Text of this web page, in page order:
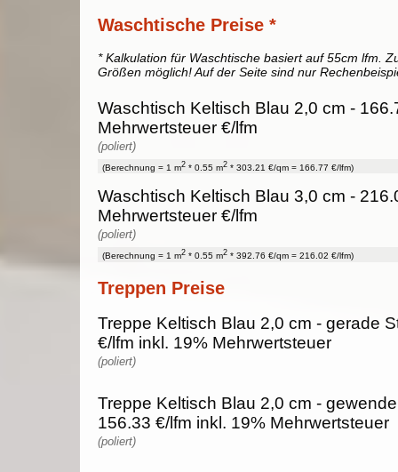
Waschtische Preise *
* Kalkulation für Waschtische basiert auf 55cm lfm.
Größen möglich! Auf der Seite sind nur
Waschtisch Keltisch Blau 2,0 cm -
Mehrwertsteuer €/lfm
(poliert)
(Berechnung = 1 m2 * 0.55 m2 * 303.21 €/qm = 166.77 €/lfm)
Waschtisch Keltisch Blau 3,0 cm -
Mehrwertsteuer €/lfm
(poliert)
(Berechnung = 1 m2 * 0.55 m2 * 392.76 €/qm = 216.02 €/lfm)
Treppen Preise
Treppe Keltisch Blau 2,0 cm - gerade
€/lfm inkl. 19% Mehrwertsteuer
(poliert)
Treppe Keltisch Blau 2,0 cm -
156.33 €/lfm inkl. 19% Mehrwertsteuer
(poliert)